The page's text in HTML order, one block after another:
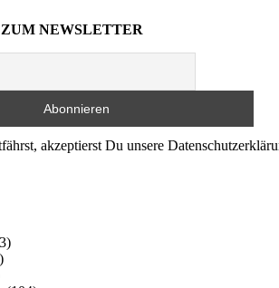
NEWSLETTER
akzeptierst Du unsere